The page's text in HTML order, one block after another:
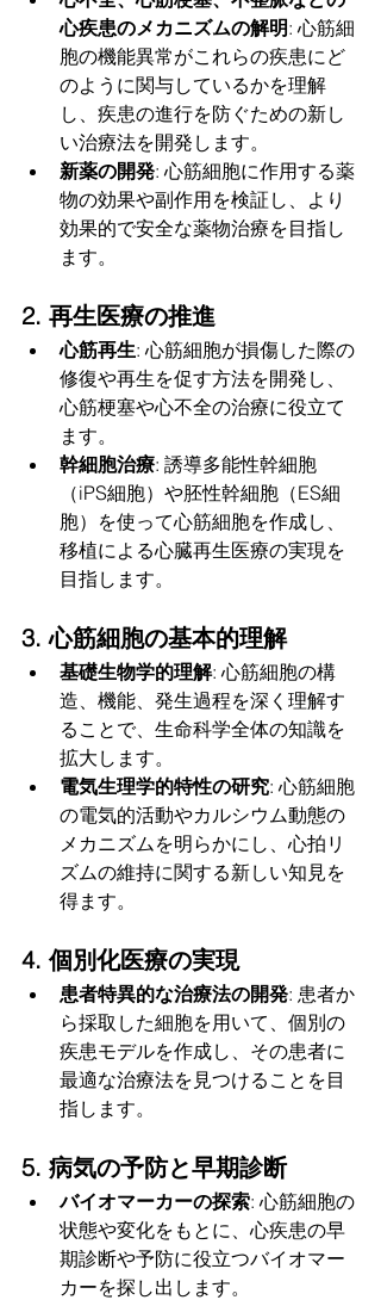
心疾患のメカニズムの解明: 心筋細
胞の機能異常がこれらの疾患にど
のように関与しているかを理解
し、疾患の進行を防ぐための新し
い治療法を開発します。
新薬の開発: 心筋細胞に作用する薬
物の効果や副作用を検証し、より
効果的で安全な薬物治療を目指し
ます。
2. 再生医療の推進
心筋再生: 心筋細胞が損傷した際の
修復や再生を促す方法を開発し、
心筋梗塞や心不全の治療に役立て
ます。
幹細胞治療: 誘導多能性幹細胞
（iPS細胞）や胚性幹細胞（ES細
胞）を使って心筋細胞を作成し、
移植による心臓再生医療の実現を
目指します。
3. 心筋細胞の基本的理解
基礎生物学的理解: 心筋細胞の構
造、機能、発生過程を深く理解す
ることで、生命科学全体の知識を
拡大します。
電気生理学的特性の研究: 心筋細胞
の電気的活動やカルシウム動態の
メカニズムを明らかにし、心拍リ
ズムの維持に関する新しい知見を
得ます。
4. 個別化医療の実現
患者特異的な治療法の開発: 患者か
ら採取した細胞を用いて、個別の
疾患モデルを作成し、その患者に
最適な治療法を見つけることを目
指します。
5. 病気の予防と早期診断
バイオマーカーの探索: 心筋細胞の
状態や変化をもとに、心疾患の早
期診断や予防に役立つバイオマー
カーを探し出します。